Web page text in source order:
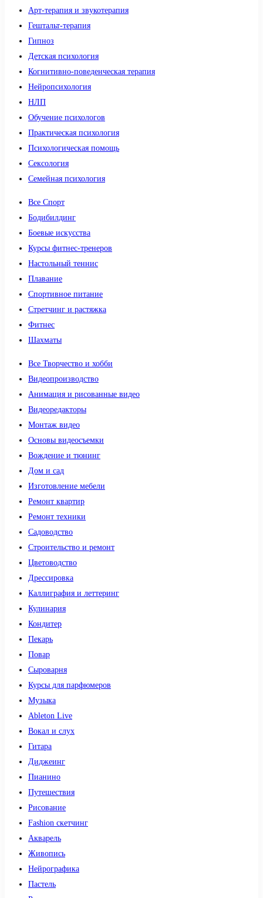
Арт-терапия и звукотерапия
Гештальт-терапия
Гипноз
Детская психология
Когнитивно-поведенческая терапия
Нейропсихология
НЛП
Обучение психологов
Практическая психология
Психологическая помощь
Сексология
Семейная психология
Все Спорт
Бодибилдинг
Боевые искусства
Курсы фитнес-тренеров
Настольный теннис
Плавание
Спортивное питание
Стретчинг и растяжка
Фитнес
Шахматы
Все Творчество и хобби
Видеопроизводство
Анимация и рисованные видео
Видеоредакторы
Монтаж видео
Основы видеосъемки
Вождение и тюнинг
Дом и сад
Изготовление мебели
Ремонт квартир
Ремонт техники
Садоводство
Строительство и ремонт
Цветоводство
Дрессировка
Каллиграфия и леттеринг
Кулинария
Кондитер
Пекарь
Повар
Сыроварня
Курсы для парфюмеров
Музыка
Ableton Live
Вокал и слух
Гитара
Диджеинг
Пианино
Путешествия
Рисование
Fashion скетчинг
Акварель
Живопись
Нейрографика
Пастель